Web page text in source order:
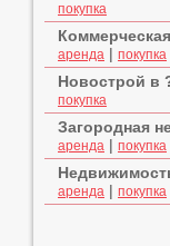
покупка
аренда | покупка
Новострой в
покупка
Загородная
аренда | покупка
аренда | покупка